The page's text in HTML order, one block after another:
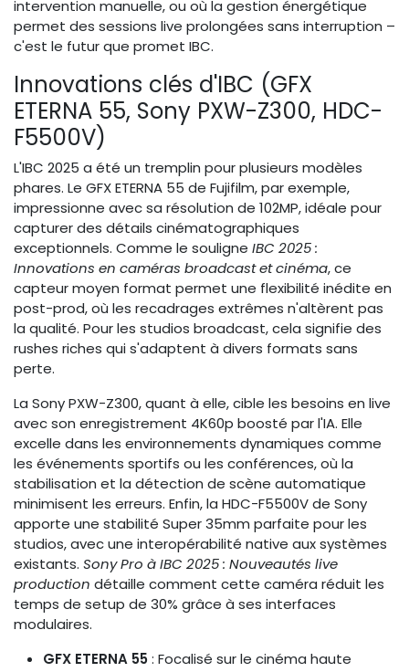
intervention manuelle, ou où la gestion énergétique
permet des sessions live prolongées sans interruption –
c'est le futur que promet IBC.
Innovations clés d'IBC (GFX
ETERNA 55, Sony PXW-Z300, HDC-
F5500V)
L'IBC 2025 a été un tremplin pour plusieurs modèles
phares. Le GFX ETERNA 55 de Fujifilm, par exemple,
impressionne avec sa résolution de 102MP, idéale pour
capturer des détails cinématographiques
exceptionnels. Comme le souligne IBC 2025 :
Innovations en caméras broadcast et cinéma, ce
capteur moyen format permet une flexibilité inédite en
post-prod, où les recadrages extrêmes n'altèrent pas
la qualité. Pour les studios broadcast, cela signifie des
rushes riches qui s'adaptent à divers formats sans
perte.
La Sony PXW-Z300, quant à elle, cible les besoins en live
avec son enregistrement 4K60p boosté par l'IA. Elle
excelle dans les environnements dynamiques comme
les événements sportifs ou les conférences, où la
stabilisation et la détection de scène automatique
minimisent les erreurs. Enfin, la HDC-F5500V de Sony
apporte une stabilité Super 35mm parfaite pour les
studios, avec une interopérabilité native aux systèmes
existants. Sony Pro à IBC 2025 : Nouveautés live
production détaille comment cette caméra réduit les
temps de setup de 30% grâce à ses interfaces
modulaires.
GFX ETERNA 55: Focalisé sur le cinéma haute